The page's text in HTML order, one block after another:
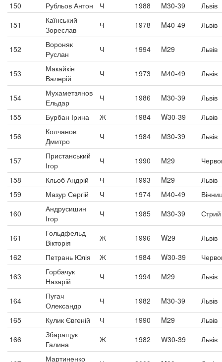
150
Рубльов Антон Ч 1988 M30-39
Львів
151
Каїнський
Зореслав
Ч 1978 M40-49 Львів
152
Вороняк
Руслан
Ч 1994 M29 Львів
153
Макайкін
Валерій
Ч 1973 M40-49 Львів
154
Мухаметзянов
Ельдар
Ч 1986 M30-39
Львів
155
Бурбан Ірина Ж 1984 W30-39
Львів
156
Колчанов
Дмитро
Ч 1984 M30-39 Львів
157
Пристанський
Ігор
Ч 1990 M29
158
Кльоб Андрій Ч 1993 M29
Львів
159
Мазур Сергій Ч 1974 M40-49
160
Андрусишин
Ігор
Ч 1985 M30-39 Стрий
161
Гольдфельд
Вікторія
Ж 1996 W29
Львів
162
Петрань Юлія Ж 1984 W30-39
163
Горбачук
Назарій
Ч 1994 M29 Львів
164
Пугач
Олександр
Ч 1982 M30-39
Львів
165
Кулик Євгеній Ч 1990 M29
Львів
166
Збаращук
Галина
Ж 1982 W30-39 Львів
Мартиненко